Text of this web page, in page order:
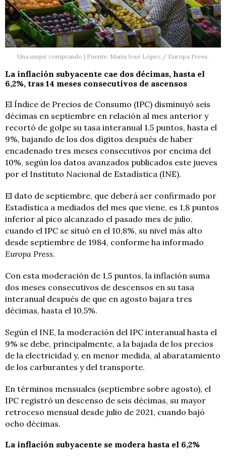
Una mujer comprando | Fuente: María José López / Europa Press.
La inflación subyacente cae dos décimas, hasta el
6,2%, tras 14 meses consecutivos de ascensos
El Índice de Precios de Consumo (IPC) disminuyó seis
décimas en septiembre en relación al mes anterior y
recortó de golpe su tasa interanual 1,5 puntos, hasta el
9%, bajando de los dos dígitos después de haber
encadenado tres meses consecutivos por encima del
10%, según los datos avanzados publicados este jueves
por el Instituto Nacional de Estadística (INE).
El dato de septiembre, que deberá ser confirmado por
Estadística a mediados del mes que viene, es 1,8 puntos
inferior al pico alcanzado el pasado mes de julio,
cuando el IPC se situó en el 10,8%, su nivel más alto
desde septiembre de 1984, conforme ha informado
Europa Press.
Con esta moderación de 1,5 puntos, la inflación suma
dos meses consecutivos de descensos en su tasa
interanual después de que en agosto bajara tres
décimas, hasta el 10,5%.
Según el INE, la moderación del IPC interanual hasta el
9% se debe, principalmente, a la bajada de los precios
de la electricidad y, en menor medida, al abaratamiento
de los carburantes y del transporte.
En términos mensuales (septiembre sobre agosto), el
IPC registró un descenso de seis décimas, su mayor
retroceso mensual desde julio de 2021, cuando bajó
ocho décimas.
La inflación subyacente se modera hasta el 6,2%